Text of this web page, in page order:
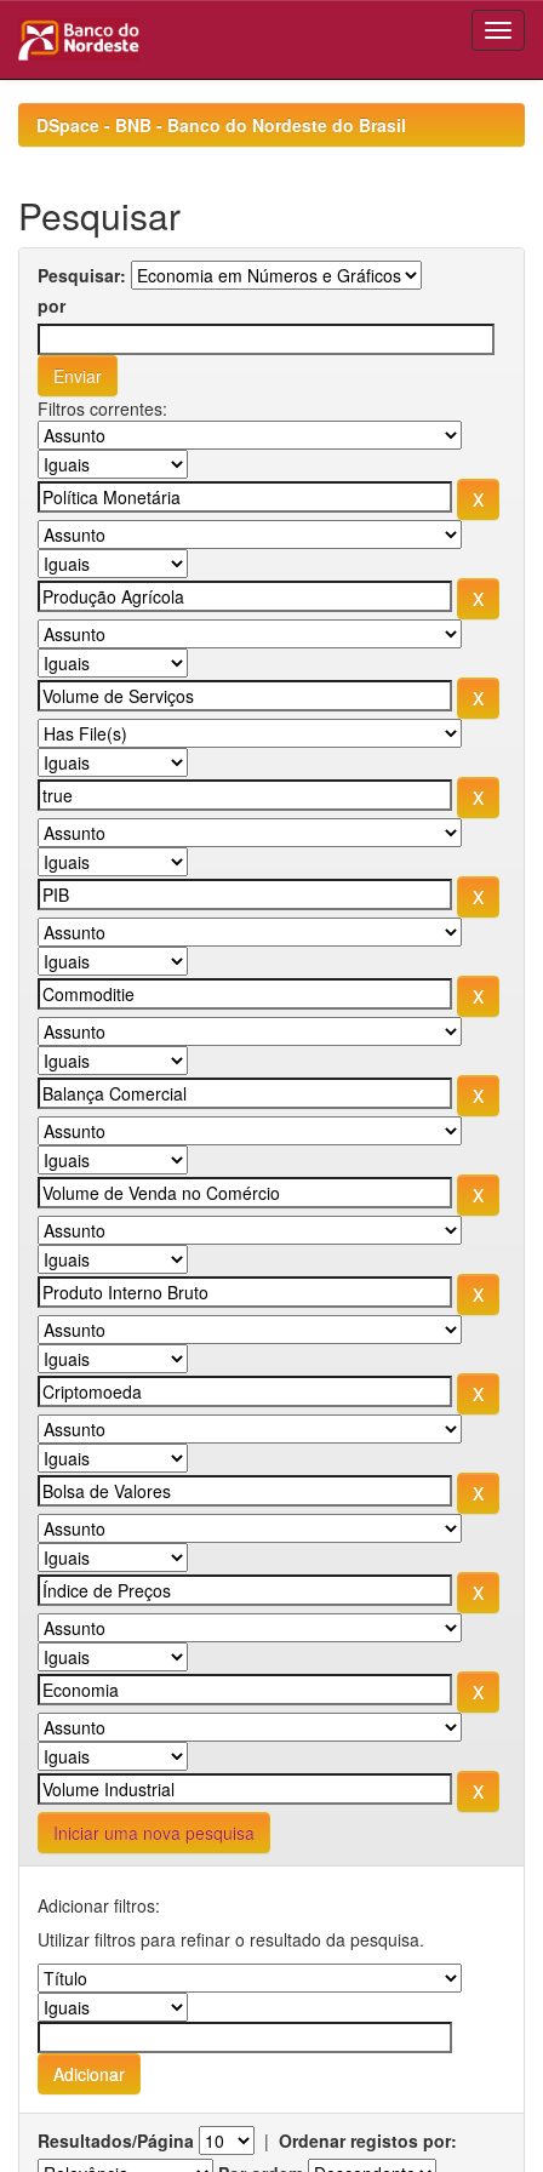
navigationDSpace - BNB - Banco do Nordeste do Brasil
Pesquisar
Pesquisar:
por
Filtros correntes:
Iniciar uma nova pesquisa
Adicionar filtros:
Utilizar filtros para refinar o resultado da pesquisa.
Resultados/Página | Ordenar registos por: